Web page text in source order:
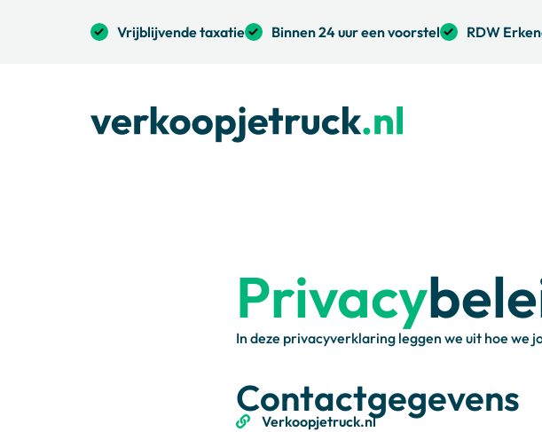
Vrijblijvende taxatie Binnen 24 uur een voorstel RDW
Privacy
In deze privacyverklaring leggen we uit hoe we
Contactgegevens
Verkoopjetruck.nl